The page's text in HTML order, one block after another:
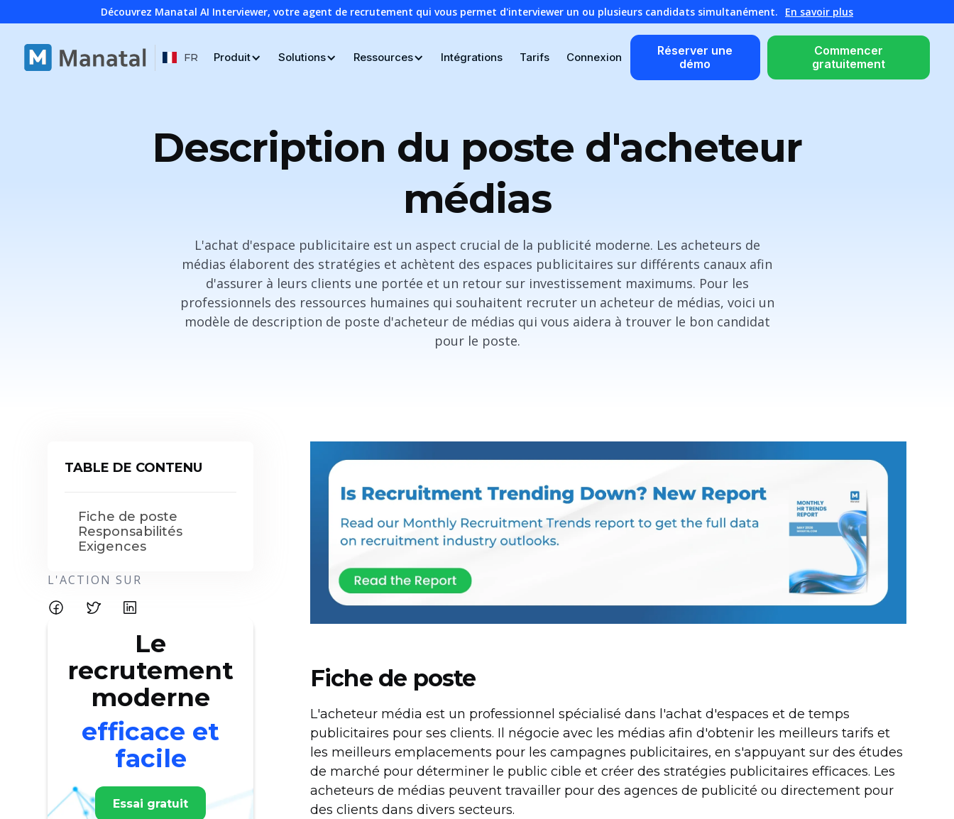
Découvrez Manatal AI Interviewer, votre agent de recrutement qui vous permet d'interviewer un ou plusieurs candidats simultanément. En savoir plus
FR Produit Solutions Ressources Intégrations Tarifs Connexion
Réserver une
démo
Commencer
gratuitement
Description du poste d'acheteur
médias
L'achat d'espace publicitaire est un aspect crucial de la publicité moderne. Les acheteurs de
médias élaborent des stratégies et achètent des espaces publicitaires sur différents canaux afin
d'assurer à leurs clients une portée et un retour sur investissement maximums. Pour les
professionnels des ressources humaines qui souhaitent recruter un acheteur de médias, voici un
modèle de description de poste d'acheteur de médias qui vous aidera à trouver le bon candidat
pour le poste.
TABLE DE CONTENU
Fiche de poste
Responsabilités
Exigences
L'ACTION SUR
Le
recrutement
moderne
efficace et
facile
Essai gratuit
Fiche de poste
L'acheteur média est un professionnel spécialisé dans l'achat d'espaces et de temps
publicitaires pour ses clients. Il négocie avec les médias afin d'obtenir les meilleurs tarifs et
les meilleurs emplacements pour les campagnes publicitaires, en s'appuyant sur des études
de marché pour déterminer le public cible et créer des stratégies publicitaires efficaces. Les
acheteurs de médias peuvent travailler pour des agences de publicité ou directement pour
des clients dans divers secteurs.